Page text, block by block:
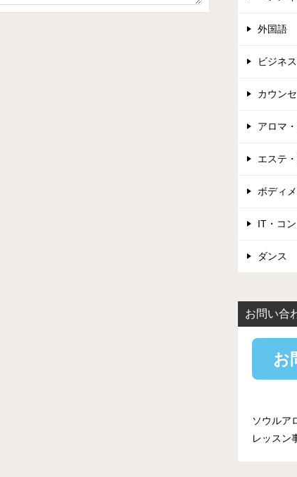
外国語
ビジネ
カウン
アロマ
エステ
ボディ
IT・コ
ダンス
お問い合
お
ソウルア
レッスン